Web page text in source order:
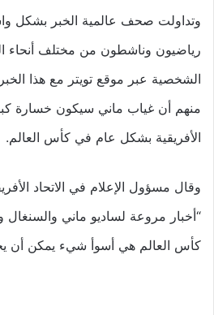
وتداولت صحف عالمية الخبر بشكل
رياضيون وناشطون من مختلف أنحاء
الشخصية عبر موقع تويتر مع هذا
منهم أن غياب ماني سيكون خسارة
الأفريقية بشكل عام في كأس العالم.
وقال مسؤول الإعلام في الاتحاد
“أخبار مروعة لساديو ماني والسنغال
كأس العالم هي أسوأ شيء يمكن أن